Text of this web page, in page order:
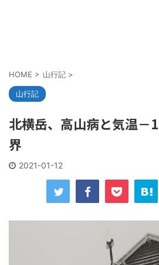
HOME > 山行記 >
山行記
北横岳、高山病と気温
界
2021-01-12